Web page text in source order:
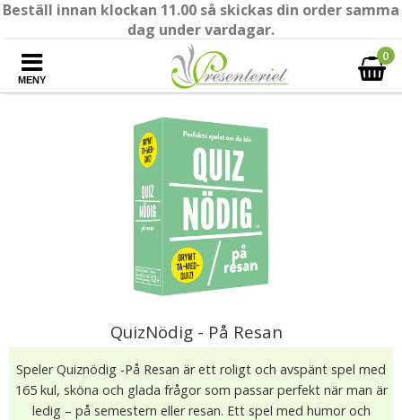
Beställ innan klockan 11.00 så skickas din order samma
dag under vardagar.
MENY
0
QuizNödig - På Resan
Speler Quiznödig -På Resan är ett roligt och avspänt spel med
165 kul, sköna och glada frågor som passar perfekt när man är
ledig – på semestern eller resan. Ett spel med humor och